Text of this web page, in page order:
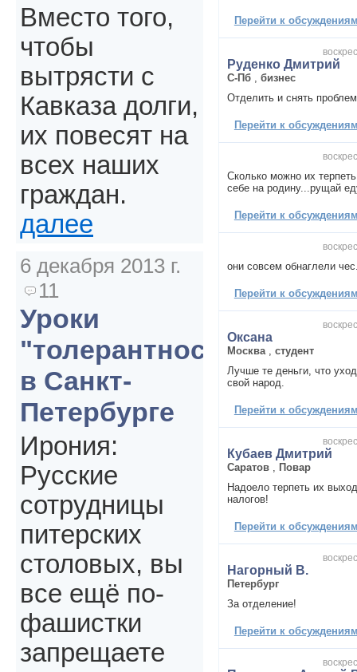
Перейти к
Руденко Дмитрий
С-Пб
бизнес
Отделить и снять
Перейти к
Сколько можно их
себе на родину...рущай
Перейти к
они совсем обнаглели
Перейти к
Оксана
Москва
студент
Лучше те деньги, что
свой народ.
Перейти к
Кубаев Дмитрий
Саратов
Повар
Надоело терпеть их
налогов!
Перейти к
Нагорный В.
Петербург
За отделение!
Перейти к
Вместо того,
чтобы
вытрясти с
Кавказа долги,
их повесят на
всех наших
граждан.
далее
6 декабря 2013 г.
11
Уроки
"толерантности"
в Санкт-
Петербурге
Ирония:
Русские
сотрудницы
питерских
столовых, вы
все ещё по-
фашистки
запрещаете